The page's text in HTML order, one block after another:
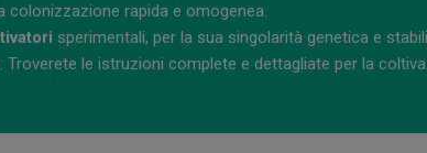
colonizzazione rapida e omogenea.
sperimentali, per la sua singolarità genetica e
: Troverete le istruzioni complete e dettagliate per la